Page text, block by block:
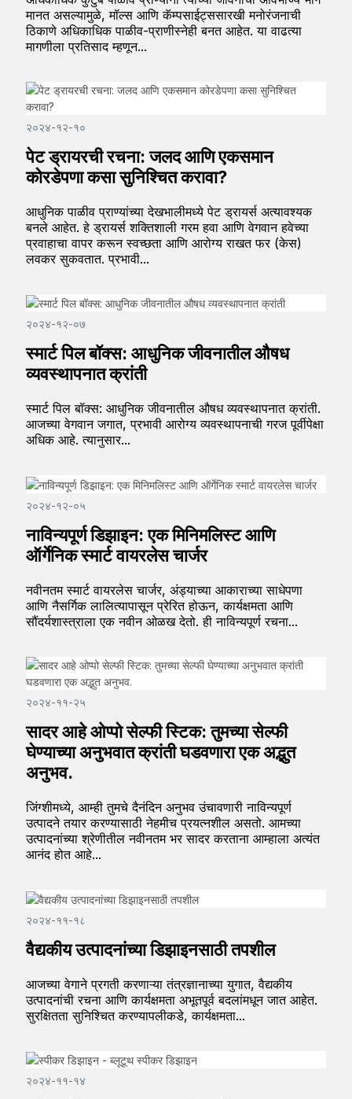
मानत असल्यामुळे, मॉल्स आणि कॅम्पसाईट्ससारखी मनोरंजनाची
ठिकाणे अधिकाधिक पाळीव-प्राणीस्नेही बनत आहेत. या वाढत्या
मागणीला प्रतिसाद म्हणून...
२०२४-१२-१०
पेट ड्रायरची रचना: जलद आणि एकसमान
कोरडेपणा कसा सुनिश्चित करावा?
आधुनिक पाळीव प्राण्यांच्या देखभालीमध्ये पेट ड्रायर्स अत्यावश्यक
बनले आहेत. हे ड्रायर्स शक्तिशाली गरम हवा आणि वेगवान हवेच्या
प्रवाहाचा वापर करून स्वच्छता आणि आरोग्य राखत फर (केस)
लवकर सुकवतात. प्रभावी...
२०२४-१२-०७
स्मार्ट पिल बॉक्स: आधुनिक जीवनातील औषध
व्यवस्थापनात क्रांती
स्मार्ट पिल बॉक्स: आधुनिक जीवनातील औषध व्यवस्थापनात क्रांती.
आजच्या वेगवान जगात, प्रभावी आरोग्य व्यवस्थापनाची गरज पूर्वीपेक्षा
अधिक आहे. त्यानुसार...
२०२४-१२-०५
नाविन्यपूर्ण डिझाइन: एक मिनिमलिस्ट आणि
ऑर्गेनिक स्मार्ट वायरलेस चार्जर
नवीनतम स्मार्ट वायरलेस चार्जर, अंड्याच्या आकाराच्या साधेपणा
आणि नैसर्गिक लालित्यापासून प्रेरित होऊन, कार्यक्षमता आणि
सौंदर्यशास्त्राला एक नवीन ओळख देतो. ही नाविन्यपूर्ण रचना...
२०२४-११-२५
सादर आहे ओप्पो सेल्फी स्टिक: तुमच्या सेल्फी
घेण्याच्या अनुभवात क्रांती घडवणारा एक अद्भुत
अनुभव.
जिंग्शीमध्ये, आम्ही तुमचे दैनंदिन अनुभव उंचावणारी नाविन्यपूर्ण
उत्पादने तयार करण्यासाठी नेहमीच प्रयत्नशील असतो. आमच्या
उत्पादनांच्या श्रेणीतील नवीनतम भर सादर करताना आम्हाला अत्यंत
आनंद होत आहे...
२०२४-११-१८
वैद्यकीय उत्पादनांच्या डिझाइनसाठी तपशील
आजच्या वेगाने प्रगती करणाऱ्या तंत्रज्ञानाच्या युगात, वैद्यकीय
उत्पादनांची रचना आणि कार्यक्षमता अभूतपूर्व बदलांमधून जात आहेत.
सुरक्षितता सुनिश्चित करण्यापलीकडे, कार्यक्षमता...
२०२४-११-१४